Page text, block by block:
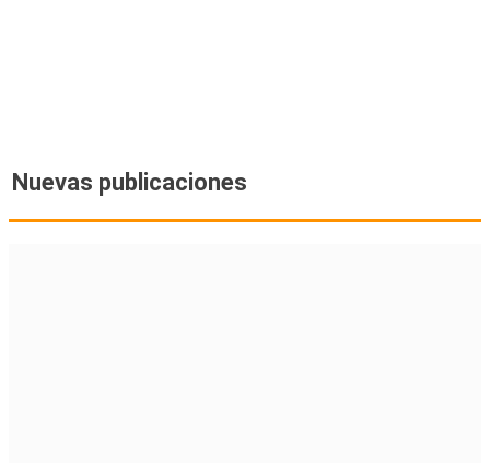
Nuevas publicaciones